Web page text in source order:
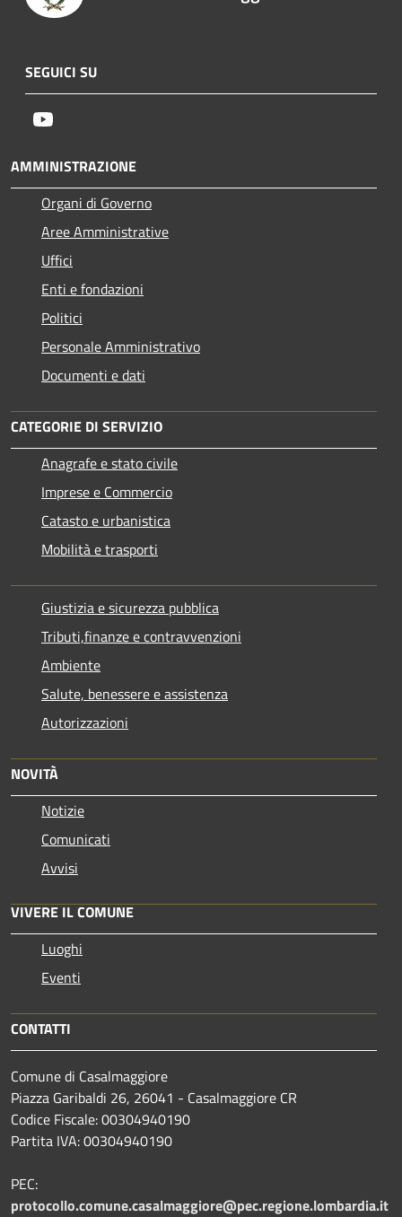
SEGUICI SU
AMMINISTRAZIONE
Organi di Governo
Aree Amministrative
Uffici
Enti e fondazioni
Politici
Personale Amministrativo
Documenti e dati
CATEGORIE DI SERVIZIO
Anagrafe e stato civile
Imprese e Commercio
Catasto e urbanistica
Mobilità e trasporti
Giustizia e sicurezza pubblica
Tributi,finanze e contravvenzioni
Ambiente
Salute, benessere e assistenza
Autorizzazioni
NOVITÀ
Notizie
Comunicati
Avvisi
VIVERE IL COMUNE
Luoghi
Eventi
CONTATTI
Comune di Casalmaggiore
Piazza Garibaldi 26, 26041 - Casalmaggiore CR
Codice Fiscale: 00304940190
Partita IVA: 00304940190
PEC:
protocollo.comune.casalmaggiore@pec.regione.lombardia.it